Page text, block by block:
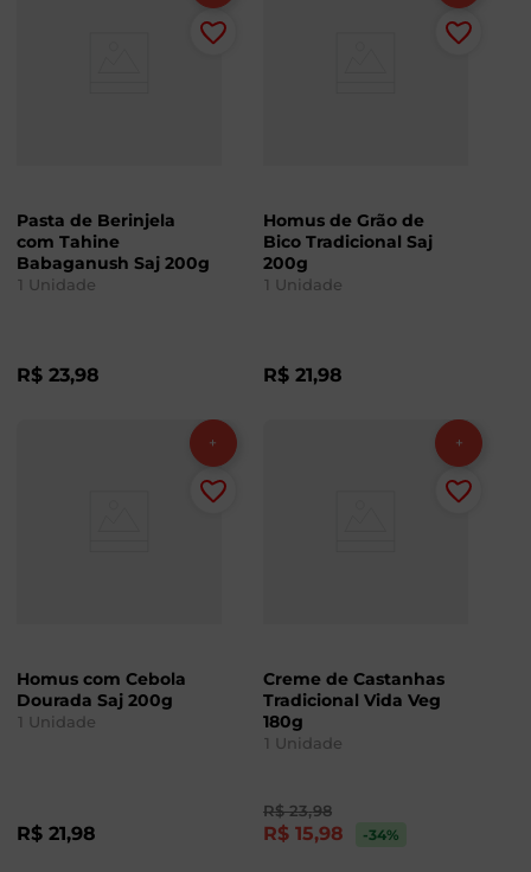
Pasta de Berinjela
com Tahine
Babaganush Saj 200g
1 Unidade
R$ 23,98
Homus de Grão de
Bico Tradicional Saj
200g
1 Unidade
R$ 21,98
Homus com Cebola
Dourada Saj 200g
1 Unidade
R$ 21,98
Creme de Castanhas
Tradicional Vida Veg
180g
1 Unidade
R$ 23,98
R$ 15,98 -34%